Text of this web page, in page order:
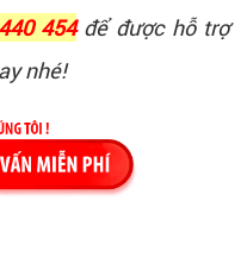
454để được hỗ trợ
nhé!